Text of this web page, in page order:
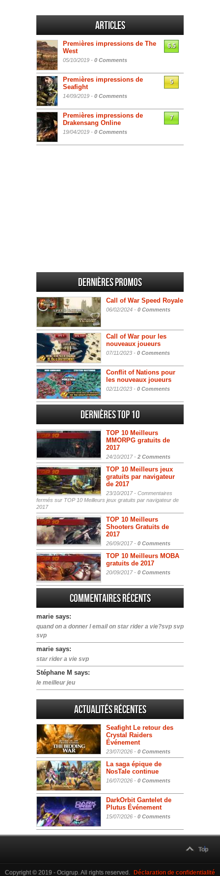
Articles
Premières impressions de The
West
05/10/2019 - 0 Comments
6.5
Premières impressions de
Seafight
14/09/2019 - 0 Comments
5
Premières impressions de
Drakensang Online
19/04/2019 - 0 Comments
7
Dernières promos
Call of War Speed Royale
06/02/2024 - 0 Comments
Call of War pour les
nouveaux joueurs
07/11/2023 - 0 Comments
Conflit of Nations pour
les nouveaux joueurs
02/11/2023 - 0 Comments
Dernières Top 10
TOP 10 Meilleurs
MMORPG gratuits de
2017
24/10/2017 - 2 Comments
TOP 10 Meilleurs jeux
gratuits par navigateur
de 2017
23/10/2017 - Commentaires
fermés sur TOP 10 Meilleurs jeux gratuits par navigateur de
2017
TOP 10 Meilleurs
Shooters Gratuits de
2017
26/09/2017 - 0 Comments
TOP 10 Meilleurs MOBA
gratuits de 2017
20/09/2017 - 0 Comments
Commentaires récents
marie says:
quand on a donner l email on star rider a vie?svp svp
svp
marie says:
star rider a vie svp
Stéphane M says:
le meilleur jeu
Actualités Récentes
Seafight Le retour des
Crystal Raiders
Événement
23/07/2026 - 0 Comments
La saga épique de
NosTale continue
16/07/2026 - 0 Comments
DarkOrbit Gantelet de
Plutus Événement
15/07/2026 - 0 Comments
Top
Copyright © 2019 - Ocigrup. All rights reserved. Déclaration de confidentialité